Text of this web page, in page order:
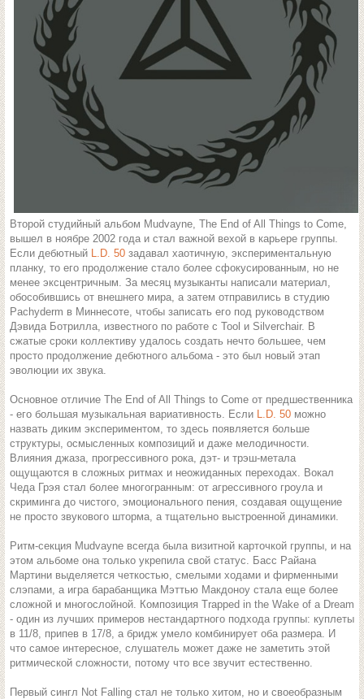
Второй студийный альбом Mudvayne, The End of All Things to Come,
вышел в ноябре 2002 года и стал важной вехой в карьере группы.
Если дебютный L.D. 50 задавал хаотичную, экспериментальную
планку, то его продолжение стало более сфокусированным, но не
менее эксцентричным. За месяц музыканты написали материал,
обособившись от внешнего мира, а затем отправились в студию
Pachyderm в Миннесоте, чтобы записать его под руководством
Дэвида Ботрилла, известного по работе с Tool и Silverchair. В
сжатые сроки коллективу удалось создать нечто большее, чем
просто продолжение дебютного альбома - это был новый этап
эволюции их звука.
Основное отличие The End of All Things to Come от предшественника
- его большая музыкальная вариативность. Если L.D. 50 можно
назвать диким экспериментом, то здесь появляется больше
структуры, осмысленных композиций и даже мелодичности.
Влияния джаза, прогрессивного рока, дэт- и трэш-метала
ощущаются в сложных ритмах и неожиданных переходах. Вокал
Чеда Грэя стал более многогранным: от агрессивного гроула и
скриминга до чистого, эмоционального пения, создавая ощущение
не просто звукового шторма, а тщательно выстроенной динамики.
Ритм-секция Mudvayne всегда была визитной карточкой группы, и на
этом альбоме она только укрепила свой статус. Басс Райана
Мартини выделяется четкостью, смелыми ходами и фирменными
слэпами, а игра барабанщика Мэттью Макдоноу стала еще более
сложной и многослойной. Композиция Trapped in the Wake of a Dream
- один из лучших примеров нестандартного подхода группы: куплеты
в 11/8, припев в 17/8, а бридж умело комбинирует оба размера. И
что самое интересное, слушатель может даже не заметить этой
ритмической сложности, потому что все звучит естественно.
Первый сингл Not Falling стал не только хитом, но и своеобразным